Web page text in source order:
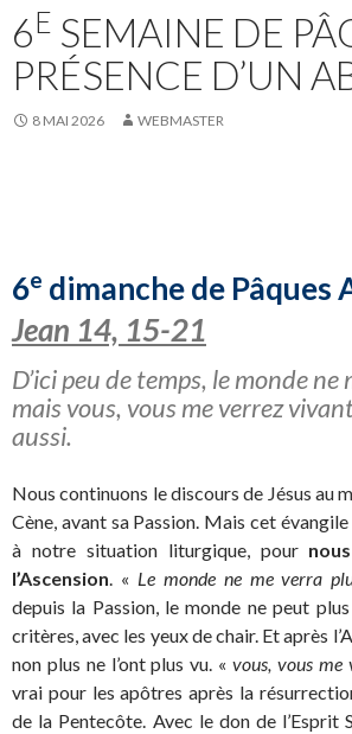
6E SEMAINE DE
PRÉSENCE D’UN
8 MAI 2026 WEBMASTER
6e dimanche de Pâques
Jean 14, 15-21
D’ici peu de temps, le monde ne
mais vous, vous me verrez
aussi.
Nous continuons le discours de Jésus au
Cène, avant sa Passion. Mais cet
à notre situation liturgique, pour
l’Ascension. « Le monde ne me verra
depuis la Passion, le monde ne peut
critères, avec les yeux de chair. Et après
non plus ne l’ont plus vu. « vous, vous me
vrai pour les apôtres après la
de la Pentecôte. Avec le don de l’Esprit